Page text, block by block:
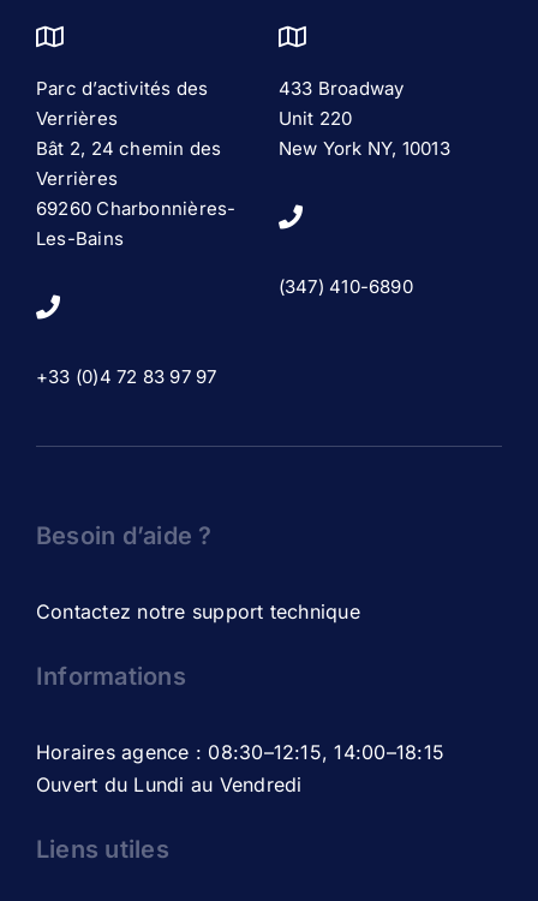
Parc d’activités des
Verrières
Bât 2, 24 chemin des
Verrières
69260 Charbonnières-
Les-Bains
+33 (0)4 72 83 97 97
433 Broadway
Unit 220
New York NY, 10013
(347) 410-6890
Besoin d’aide ?
Contactez notre support technique
Informations
Horaires agence : 08:30–12:15, 14:00–18:15
Ouvert du Lundi au Vendredi
Liens utiles